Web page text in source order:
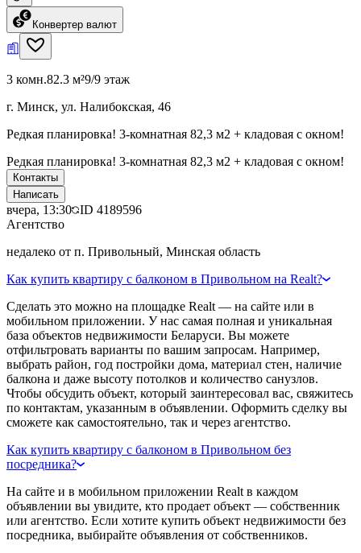
Конвертер валют
3 комн.82.3 м²9/9 этаж
г. Минск, ул. Налибокская, 46
Редкая планировка! 3-комнатная 82,3 м2 + кладовая с окном!
Редкая планировка! 3-комнатная 82,3 м2 + кладовая с окном!
Контакты
Написать
вчера, 13:30 ID 4189596
Агентство
недалеко от п. Привольный, Минская область
Как купить квартиру с балконом в Привольном на Realt?
Сделать это можно на площадке Realt — на сайте или в
мобильном приложении. У нас самая полная и уникальная
база объектов недвижимости Беларуси. Вы можете
отфильтровать варианты по вашим запросам. Например,
выбрать район, год постройки дома, материал стен, наличие
балкона и даже высоту потолков и количество санузлов.
Чтобы обсудить объект, который заинтересовал вас, свяжитесь
по контактам, указанным в объявлении. Оформить сделку вы
сможете как самостоятельно, так и через агентство.
Как купить квартиру с балконом в Привольном без
посредника?
На сайте и в мобильном приложении Realt в каждом
объявлении вы увидите, кто продает объект — собственник
или агентство. Если хотите купить объект недвижимости без
посредника, выбирайте объявления от собственников.